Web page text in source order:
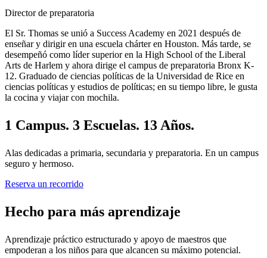
Director de preparatoria
El Sr. Thomas se unió a Success Academy en 2021 después de
enseñar y dirigir en una escuela chárter en Houston. Más tarde, se
desempeñó como líder superior en la High School of the Liberal
Arts de Harlem y ahora dirige el campus de preparatoria Bronx K-
12. Graduado de ciencias políticas de la Universidad de Rice en
ciencias políticas y estudios de políticas; en su tiempo libre, le gusta
la cocina y viajar con mochila.
1 Campus. 3 Escuelas. 13 Años.
Alas dedicadas a primaria, secundaria y preparatoria. En un campus
seguro y hermoso.
Reserva un recorrido
Hecho para más aprendizaje
Aprendizaje práctico estructurado y apoyo de maestros que
empoderan a los niños para que alcancen su máximo potencial.